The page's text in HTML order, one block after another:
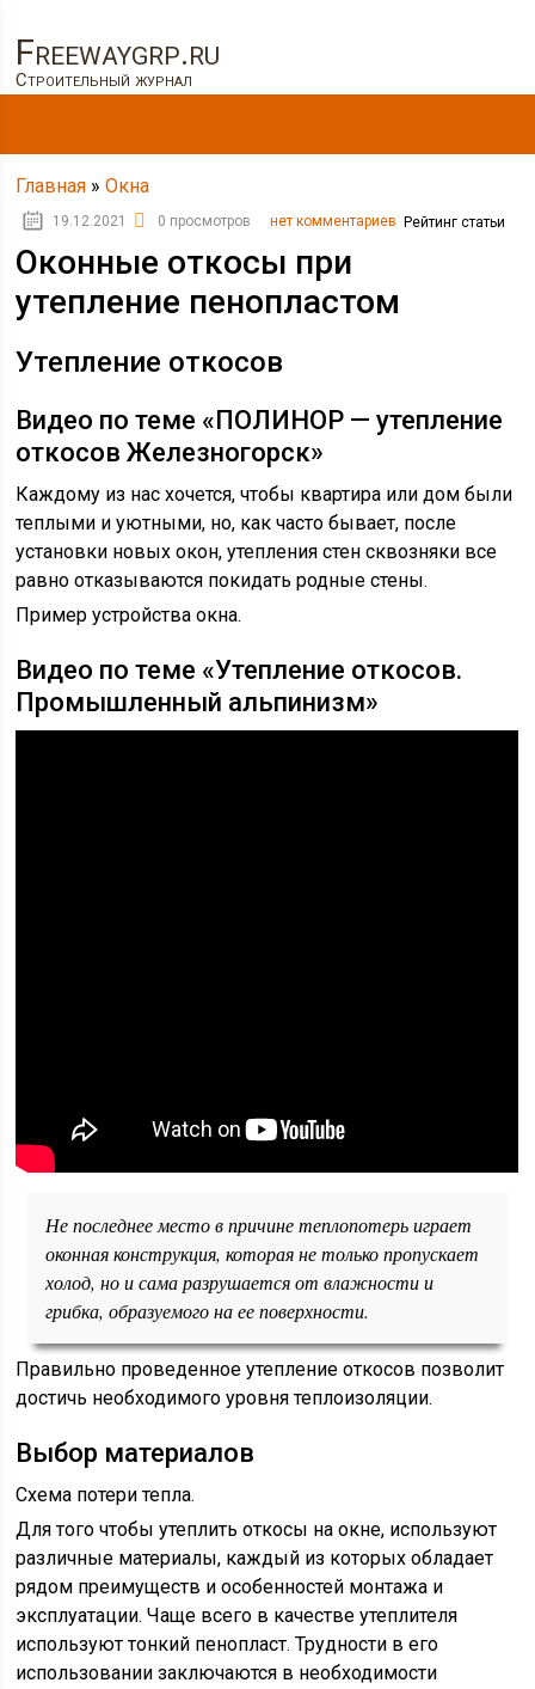
Freewaygrp.ru
Строительный журнал
Главная »Окна
19.12.2021 0 просмотров нет комментариев Рейтинг статьи
Оконные откосы при
утепление пенопластом
Утепление откосов
Видео по теме «ПОЛИНОР — утепление
откосов Железногорск»
Каждому из нас хочется, чтобы квартира или дом были
теплыми и уютными, но, как часто бывает, после
установки новых окон, утепления стен сквозняки все
равно отказываются покидать родные стены.
Пример устройства окна.
Видео по теме «Утепление откосов.
Промышленный альпинизм»
Не последнее место в причине теплопотерь играет
оконная конструкция, которая не только пропускает
холод, но и сама разрушается от влажности и
грибка, образуемого на ее поверхности.
Правильно проведенное утепление откосов позволит
достичь необходимого уровня теплоизоляции.
Выбор материалов
Схема потери тепла.
Для того чтобы утеплить откосы на окне, используют
различные материалы, каждый из которых обладает
рядом преимуществ и особенностей монтажа и
эксплуатации. Чаще всего в качестве утеплителя
используют тонкий пенопласт. Трудности в его
использовании заключаются в необходимости